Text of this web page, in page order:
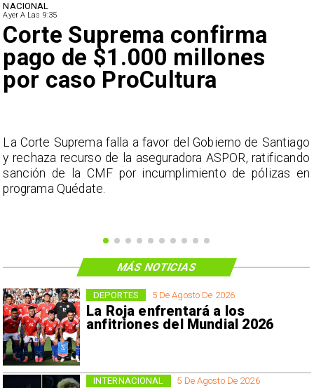
NACIONAL
Ayer A Las 9:35
Corte Suprema confirma
pago de $1.000 millones
por caso ProCultura
La Corte Suprema falla a favor del Gobierno de Santiago
y rechaza recurso de la aseguradora ASPOR, ratificando
sanción de la CMF por incumplimiento de pólizas en
programa Quédate.
5 De Agosto De 2026
La Roja enfrentará a los
anfitriones del Mundial 2026
DEPORTES
5 De Agosto De 2026
INTERNACIONAL
MÁS NOTICIAS